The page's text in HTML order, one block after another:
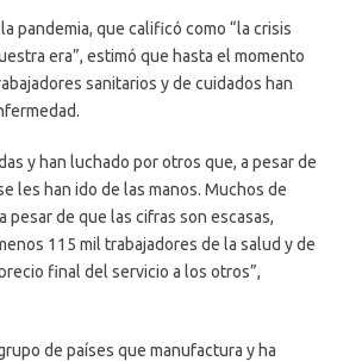
pandemia, que calificó como “la crisis
era”, estimó que hasta el momento
sanitarios y de cuidados han
y han luchado por otros que, a pesar de
les han ido de las manos. Muchos de
pesar de que las cifras son escasas,
115 mil trabajadores de la salud y de
final del servicio a los otros”,
de países que manufactura y ha